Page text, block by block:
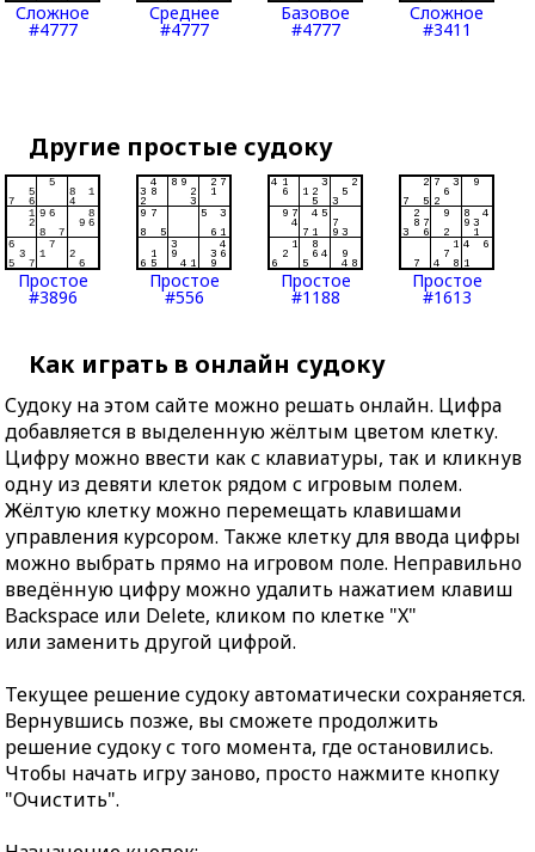
Сложное
#4777
Среднее
#4777
Базовое
#4777
Сложное
#3411
Другие простые судоку
Простое
#3896
Простое
#556
Простое
#1188
Простое
#1613
Как играть в онлайн судоку
Судоку на этом сайте можно решать онлайн. Цифра
добавляется в выделенную жёлтым цветом клетку.
Цифру можно ввести как с клавиатуры, так и кликнув
одну из девяти клеток рядом с игровым полем.
Жёлтую клетку можно перемещать клавишами
управления курсором. Также клетку для ввода цифры
можно выбрать прямо на игровом поле. Неправильно
введённую цифру можно удалить нажатием клавиш
Backspace или Delete, кликом по клетке "X"
или заменить другой цифрой.
Текущее решение судоку автоматически сохраняется.
Вернувшись позже, вы сможете продолжить
решение судоку с того момента, где остановились.
Чтобы начать игру заново, просто нажмите кнопку
"Очистить".